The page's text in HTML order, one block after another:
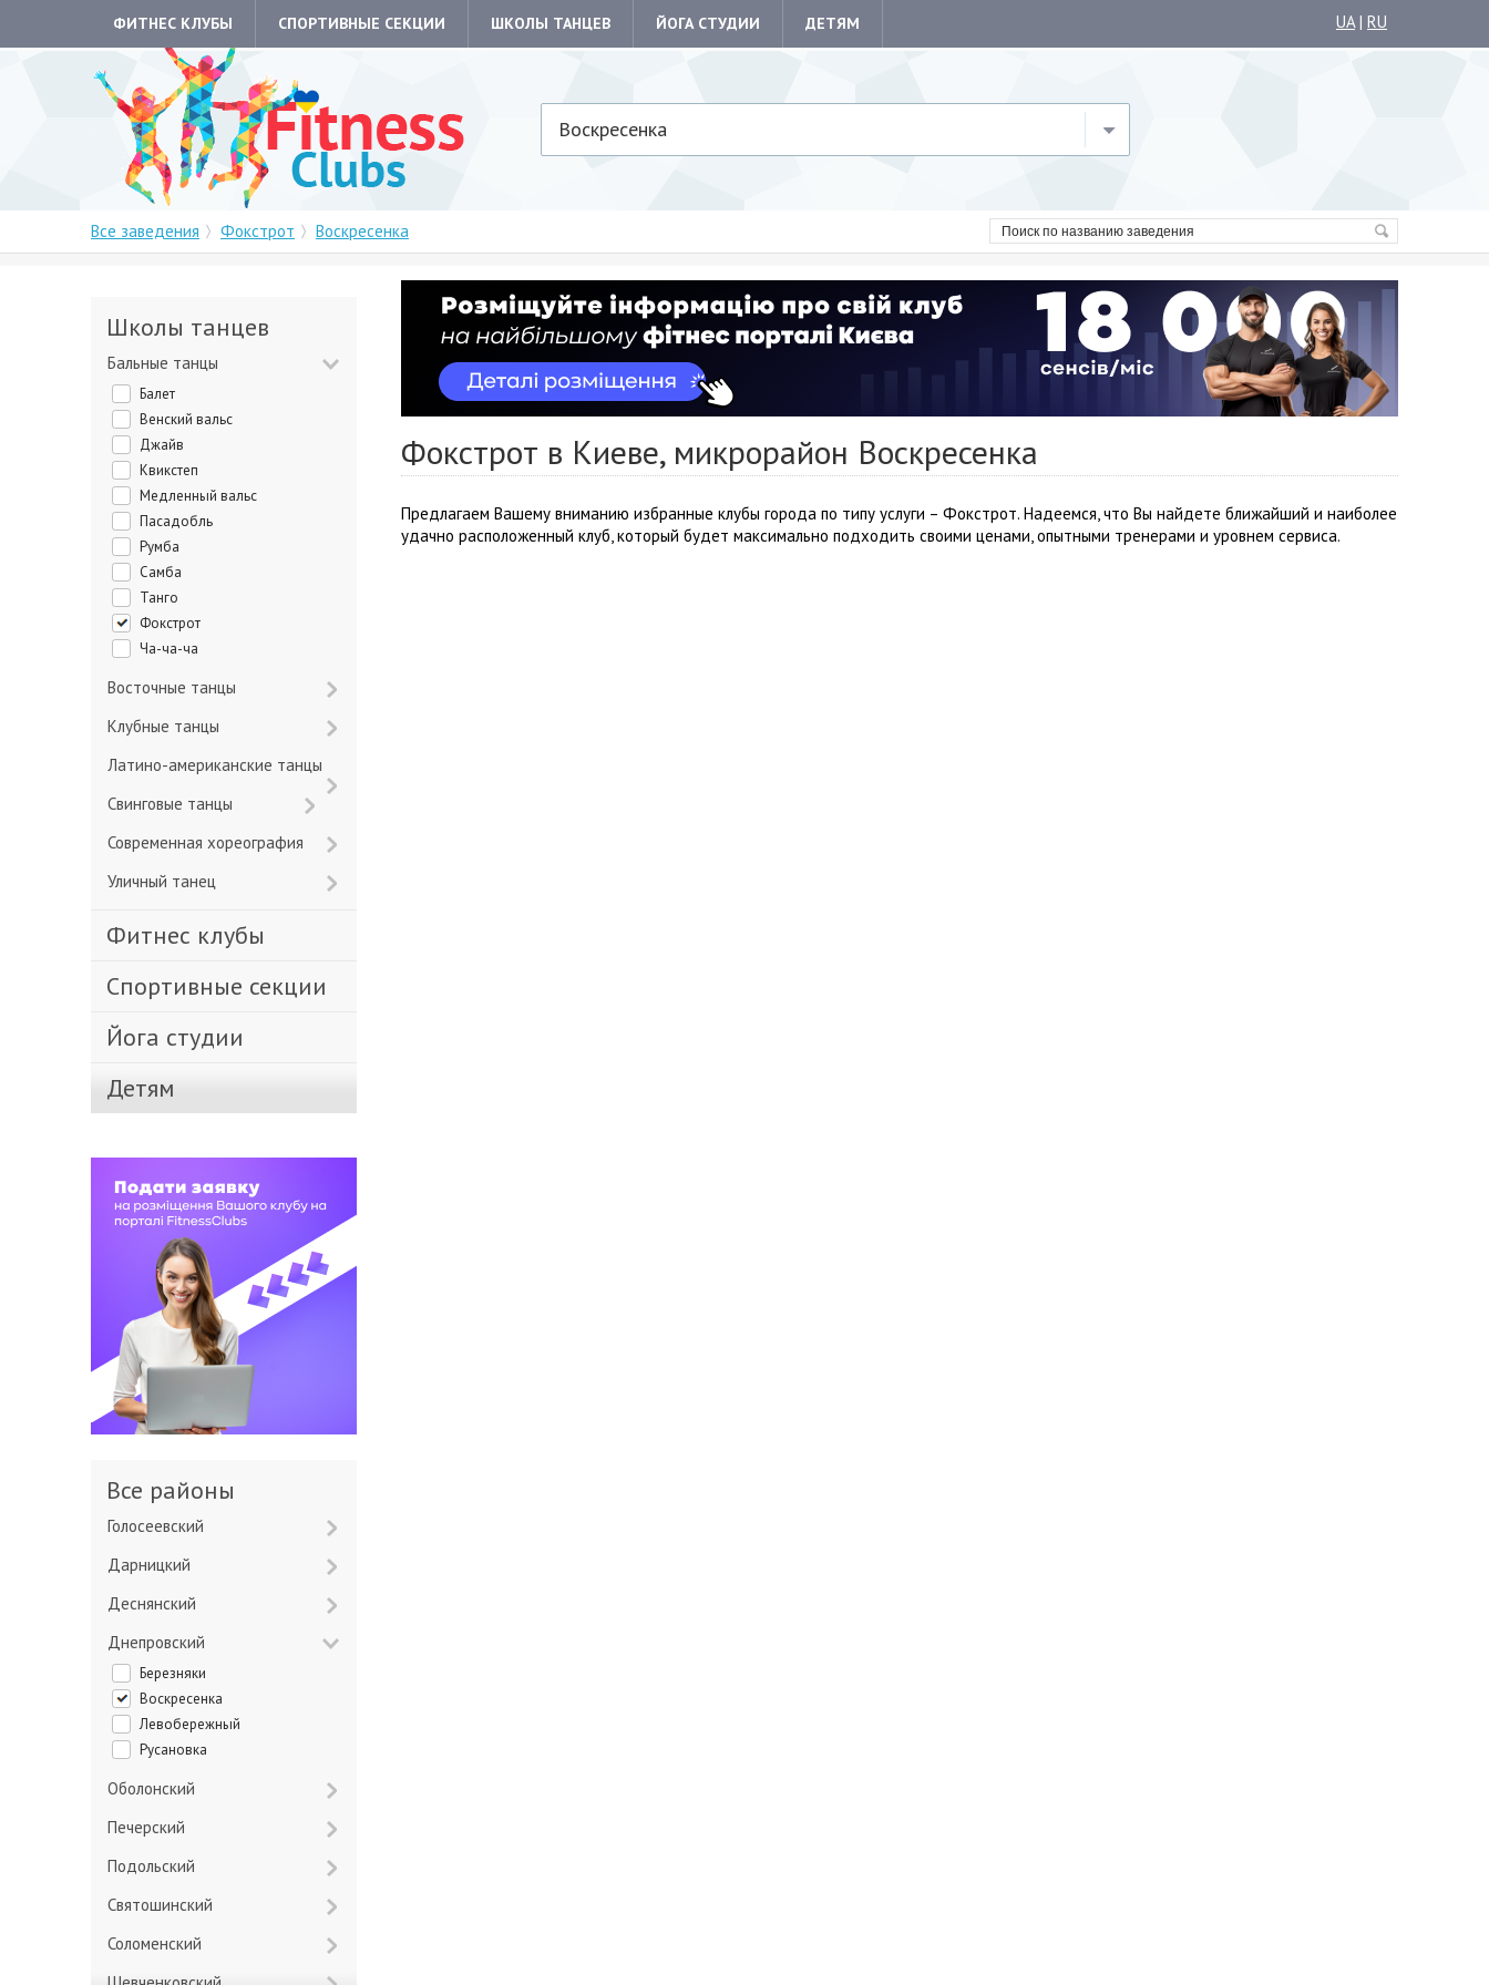
ФИТНЕС КЛУБЫ СПОРТИВНЫЕ СЕКЦИИ ШКОЛЫ ТАНЦЕВ ЙОГА СТУДИИ ДЕТЯМ UA| RU
Воскресенка
Все заведения Фокстрот Воскресенка
Фокстрот в Киеве, микрорайон Воскресенка
Предлагаем Вашему вниманию избранные клубы города по типу услуги – Фокстрот. Надеемся, что Вы найдете ближайший и наиболее
удачно расположенный клуб, который будет максимально подходить своими ценами, опытными тренерами и уровнем сервиса.
Школы танцев
Бальные танцы
Балет
Венский вальс
Джайв
Квикстеп
Медленный вальс
Пасадобль
Румба
Самба
Танго
Фокстрот
Ча-ча-ча
Восточные танцы
Клубные танцы
Латино-американские танцы
Свинговые танцы
Современная хореография
Уличный танец
Фитнес клубы
Спортивные секции
Йога студии
Детям
Все районы
Голосеевский
Дарницкий
Деснянский
Днепровский
Березняки
Воскресенка
Левобережный
Русановка
Оболонский
Печерский
Подольский
Святошинский
Соломенский